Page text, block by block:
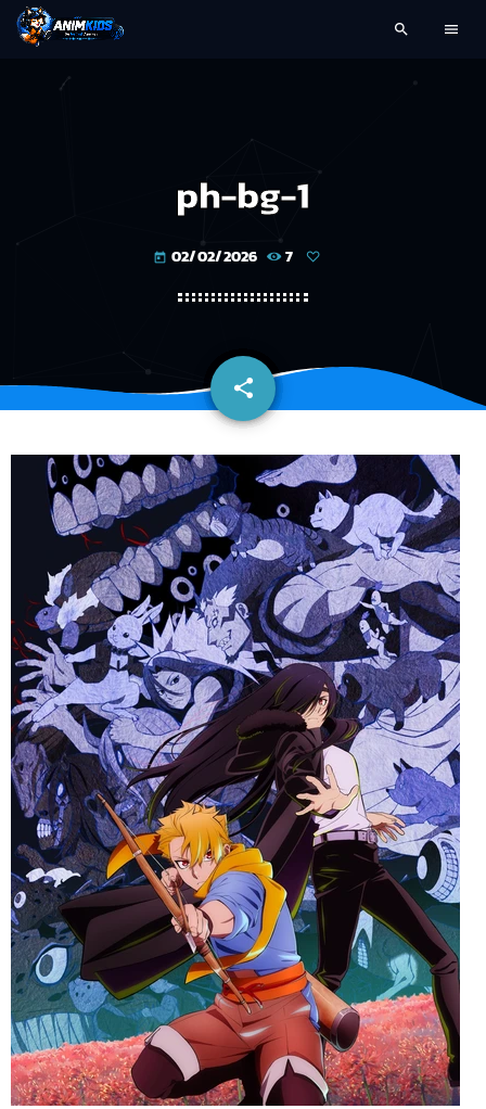
search menu
ph-bg-1
today 02/02/2026 7
share
email